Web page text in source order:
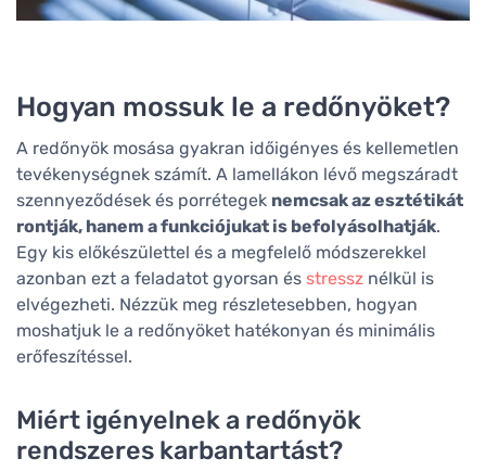
Hogyan mossuk le a redőnyöket?
A redőnyök mosása gyakran időigényes és kellemetlen
tevékenységnek számít. A lamellákon lévő megszáradt
szennyeződések és porrétegek nemcsak az esztétikát
rontják, hanem a funkciójukat is befolyásolhatják.
Egy kis előkészülettel és a megfelelő módszerekkel
azonban ezt a feladatot gyorsan és stressz nélkül is
elvégezheti. Nézzük meg részletesebben, hogyan
moshatjuk le a redőnyöket hatékonyan és minimális
erőfeszítéssel.
Miért igényelnek a redőnyök
rendszeres karbantartást?